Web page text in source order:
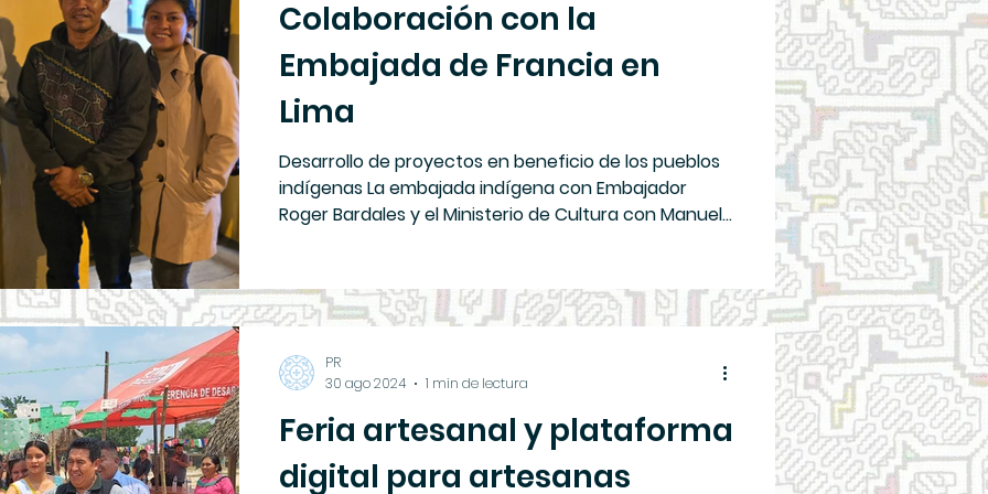
Colaboración con la
Embajada de Francia en
Lima
Desarrollo de proyectos en beneficio de los pueblos
indígenas La embajada indígena con Embajador
Roger Bardales y el Ministerio de Cultura con Manuel
comunidades nativas. Se conversaron con la primera
secretaria Stéphanie Carpentier sobre los
terrenos con titulación, la reforestation con
agroforestal conceptos que proteger los
Feria artesanal y plataforma
digital para artesanas
PR
30 ago 2024
1 min de lectura